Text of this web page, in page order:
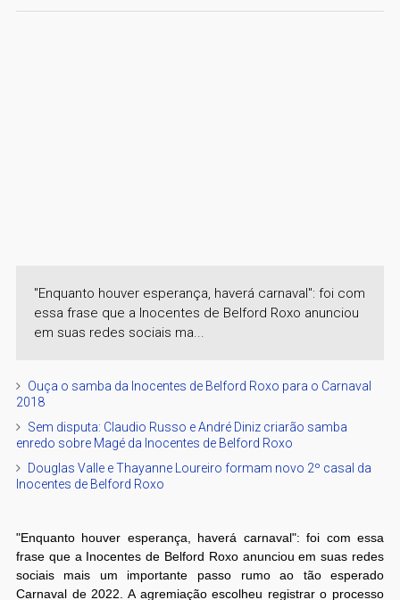
"Enquanto houver esperança, haverá carnaval": foi com
essa frase que a Inocentes de Belford Roxo anunciou
em suas redes sociais ma...
Ouça o samba da Inocentes de Belford Roxo para o Carnaval
2018
Sem disputa: Claudio Russo e André Diniz criarão samba
enredo sobre Magé da Inocentes de Belford Roxo
Douglas Valle e Thayanne Loureiro formam novo 2º casal da
Inocentes de Belford Roxo
"Enquanto houver esperança, haverá carnaval": foi com essa
frase que a Inocentes de Belford Roxo anunciou em suas redes
sociais mais um importante passo rumo ao tão esperado
Carnaval de 2022. A agremiação escolheu registrar o processo